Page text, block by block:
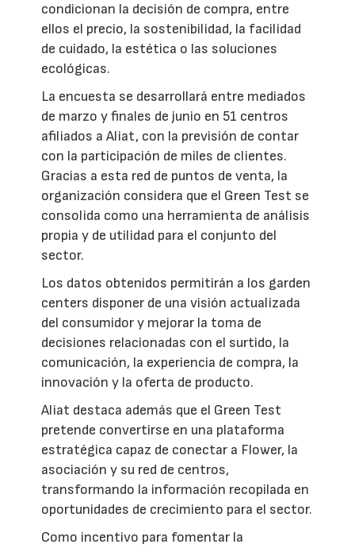
condicionan la decisión de compra, entre
ellos el precio, la sostenibilidad, la facilidad
de cuidado, la estética o las soluciones
ecológicas.
La encuesta se desarrollará entre mediados
de marzo y finales de junio en 51 centros
afiliados a Aliat, con la previsión de contar
con la participación de miles de clientes.
Gracias a esta red de puntos de venta, la
organización considera que el Green Test se
consolida como una herramienta de análisis
propia y de utilidad para el conjunto del
sector.
Los datos obtenidos permitirán a los garden
centers disponer de una visión actualizada
del consumidor y mejorar la toma de
decisiones relacionadas con el surtido, la
comunicación, la experiencia de compra, la
innovación y la oferta de producto.
Aliat destaca además que el Green Test
pretende convertirse en una plataforma
estratégica capaz de conectar a Flower, la
asociación y su red de centros,
transformando la información recopilada en
oportunidades de crecimiento para el sector.
Como incentivo para fomentar la